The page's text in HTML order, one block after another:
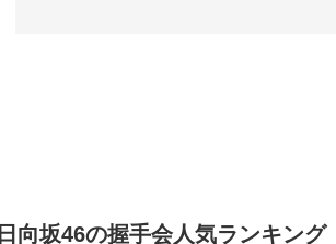
日向坂46の握手会人気ランキン